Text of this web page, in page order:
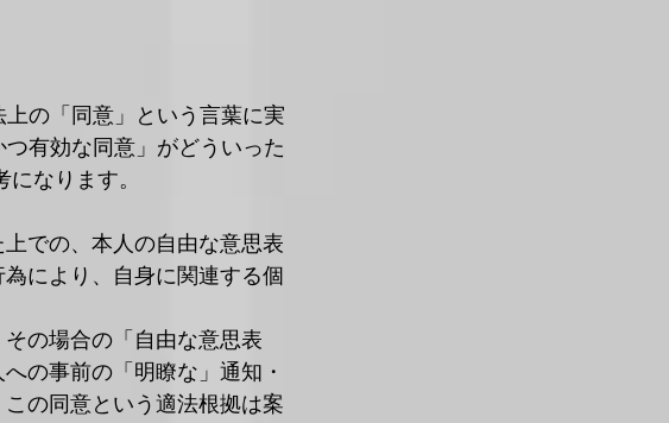
の「同意」という言葉に実
有効な同意」がどういった
なります。
での、本人の自由な意思表
により、自身に関連する個
の場合の「自由な意思表
の事前の「明瞭な」通知・
の同意という適法根拠は案